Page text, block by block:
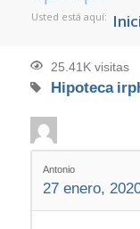
Usted está aquí:
25.41K visitas
Hipoteca
Antonio
27 enero,